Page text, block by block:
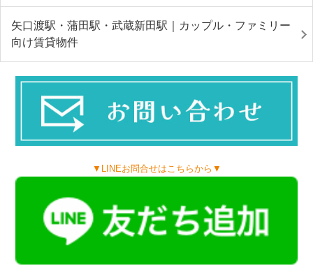
矢口渡駅・蒲田駅・武蔵新田駅｜カップル・ファミリー
向け賃貸物件
▼LINEお問合せはこちらから▼